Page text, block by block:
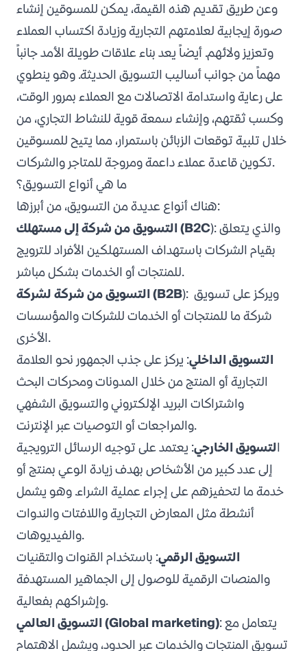
وعن طريق تقديم هذه القيمة، يمكن للمسوقين إنشاء
صورة إيجابية لعلامتهم التجارية وزيادة اكتساب العملاء
وتعزيز ولائهم. أيضاً يعد بناء علاقات طويلة الأمد جانباً
مهماً من جوانب أساليب التسويق الحديثة. وهو ينطوي
على رعاية واستدامة الاتصالات مع العملاء بمرور الوقت،
وكسب ثقتهم، وإنشاء سمعة قوية للنشاط التجاري، من
خلال تلبية توقعات الزبائن باستمرار، مما يتيح للمسوقين
تكوين قاعدة عملاء داعمة ومروجة للمتاجر والشركات.
ما هي أنواع التسويق؟
هناك أنواع عديدة من التسويق، من أبرزها:
التسويق من شركة إلى مستهلك (B2C): والذي يتعلق
بقيام الشركات باستهداف المستهلكين الأفراد للترويج
للمنتجات أو الخدمات بشكل مباشر.
التسويق من شركة لشركة (B2B): ويركز على تسويق
شركة ما للمنتجات أو الخدمات للشركات والمؤسسات
الأخرى.
التسويق الداخلي: يركز على جذب الجمهور نحو العلامة
التجارية أو المنتج من خلال المدونات ومحركات البحث
واشتراكات البريد الإلكتروني والتسويق الشفهي
والمراجعات أو التوصيات عبر الإنترنت.
التسويق الخارجي: يعتمد على توجيه الرسائل الترويجية
إلى عدد كبير من الأشخاص بهدف زيادة الوعي بمنتج أو
خدمة ما لتحفيزهم على إجراء عملية الشراء. وهو يشمل
أنشطة مثل المعارض التجارية واللافتات والندوات
والفيديوهات.
التسويق الرقمي: باستخدام القنوات والتقنيات
والمنصات الرقمية للوصول إلى الجماهير المستهدفة
وإشراكهم بفعالية.
التسويق العالمي (Global marketing): يتعامل مع
تسويق المنتجات والخدمات عبر الحدود، ويشمل الاهتمام